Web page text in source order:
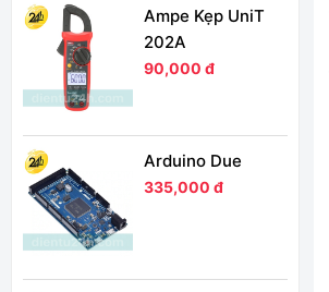
Ampe Kẹp UniT
202A
90,000 đ
Arduino Due
335,000 đ